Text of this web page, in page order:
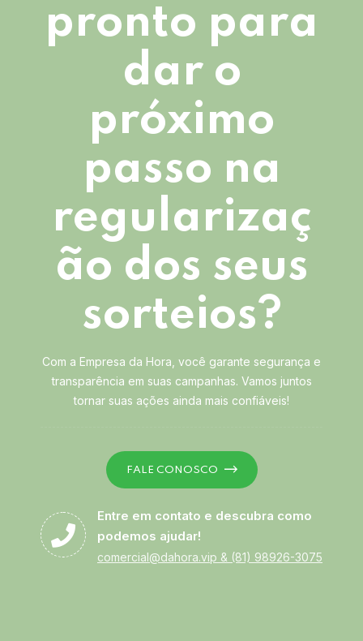
pronto para
dar o
próximo
passo na
regularizaç
ão dos seus
sorteios?
Com a Empresa da Hora, você garante segurança e
transparência em suas campanhas. Vamos juntos
tornar suas ações ainda mais confiáveis!
FALE CONOSCO
Entre em contato e descubra como
podemos ajudar!
comercial@dahora.vip & (81) 98926-3075